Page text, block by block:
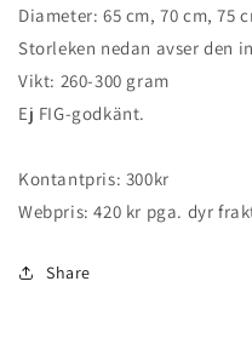
Diameter: 65 cm, 70 cm, 75
Storleken nedan avser den
Vikt: 260-300 gram
Ej FIG-godkänt.
Kontantpris: 300kr
Webpris: 420 kr pga. dyr
Share